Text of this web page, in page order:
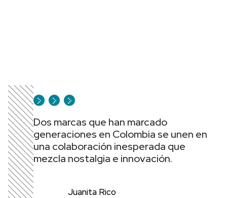
Dos marcas que han marcado
generaciones en Colombia se unen en
una colaboración inesperada que
mezcla nostalgia e innovación.
Juanita Rico